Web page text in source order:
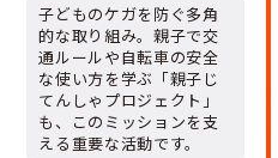
子どものケガを防ぐ多角
的な取り組み。親子で交
通ルールや自転車の安全
な使い方を学ぶ「親子じ
てんしゃプロジェクト」
も、このミッションを支
える重要な活動です。